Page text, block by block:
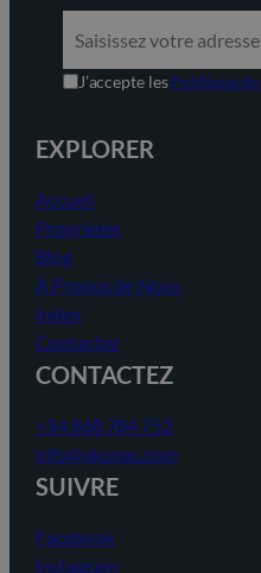
J’accepte lesPolitique
EXPLORER
Accueil
Proprietes
Blog
À Propos de Nous
Index
Contactez
CONTACTEZ
+34 868 784 752
info@akunas.com
SUIVRE
Facebook
Instagram